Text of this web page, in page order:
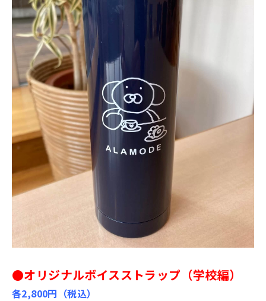
●オリジナルボイスストラップ（学校編）
各2,800円（税込）